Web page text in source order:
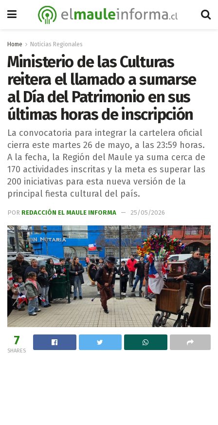
Home Noticias Regionales
Ministerio de las Culturas
reitera el llamado a sumarse
al Día del Patrimonio en sus
últimas horas de inscripción
La convocatoria para integrar la cartelera oficial
cierra este martes 26 de mayo, a las 23:59 horas.
A la fecha, la Región del Maule ya suma cerca de
170 actividades inscritas y la meta es superar las
200 iniciativas para esta nueva versión de la
principal fiesta cultural del país.
POR REDACCIÓN EL MAULE INFORMA 25/05/2026
7
SHARES